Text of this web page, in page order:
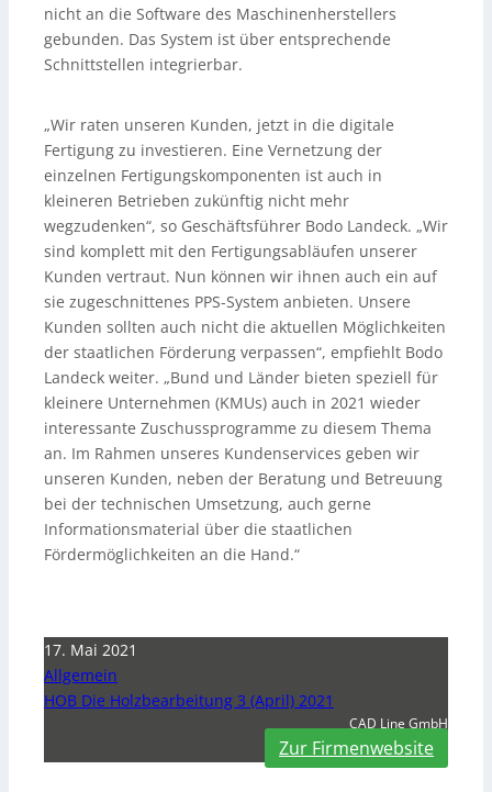
nicht an die Software des Maschinenherstellers
gebunden. Das System ist über entsprechende
Schnittstellen integrierbar.
„Wir raten unseren Kunden, jetzt in die digitale
Fertigung zu investieren. Eine Vernetzung der
einzelnen Fertigungskomponenten ist auch in
kleineren Betrieben zukünftig nicht mehr
wegzudenken“, so Geschäftsführer Bodo Landeck. „Wir
sind komplett mit den Fertigungsabläufen unserer
Kunden vertraut. Nun können wir ihnen auch ein auf
sie zugeschnittenes PPS-System anbieten. Unsere
Kunden sollten auch nicht die aktuellen Möglichkeiten
der staatlichen Förderung verpassen“, empfiehlt Bodo
Landeck weiter. „Bund und Länder bieten speziell für
kleinere Unternehmen (KMUs) auch in 2021 wieder
interessante Zuschussprogramme zu diesem Thema
an. Im Rahmen unseres Kundenservices geben wir
unseren Kunden, neben der Beratung und Betreuung
bei der technischen Umsetzung, auch gerne
Informationsmaterial über die staatlichen
Fördermöglichkeiten an die Hand.“
17. Mai 2021
Allgemein
HOB Die Holzbearbeitung 3 (April) 2021
CAD Line GmbH
Zur Firmenwebsite